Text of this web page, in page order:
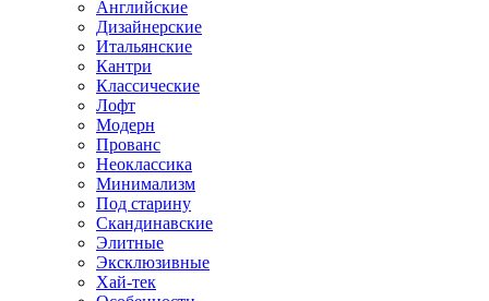
Английские
Дизайнерские
Итальянские
Кантри
Классические
Лофт
Модерн
Прованс
Неоклассика
Минимализм
Под старину
Скандинавские
Элитные
Эксклюзивные
Хай-тек